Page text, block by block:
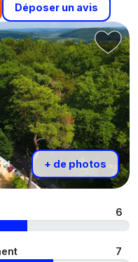
Déposer un avis
+ de photos
6
7